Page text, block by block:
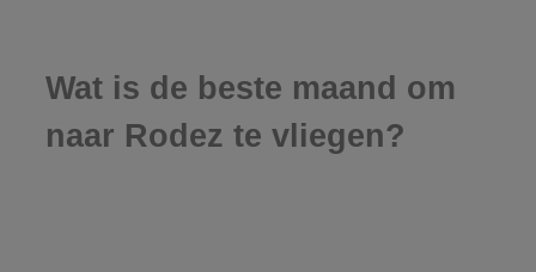
Wat is de beste maand om
naar Rodez te vliegen?